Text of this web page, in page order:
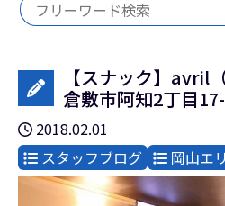
【スナック】avril
倉敷市阿知2丁目
2018.02.01
スタッフブログ
岡山エ